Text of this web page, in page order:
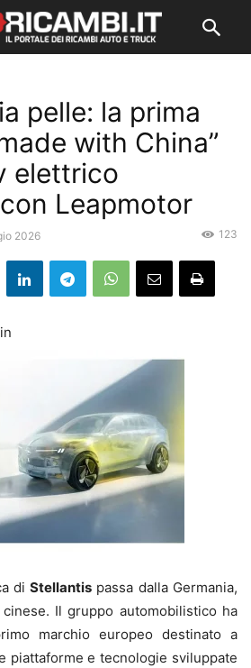
pelle: la prima
with China”
elettrico
Leapmotor
2026 123
diStellantis passa dalla Germania,
Il gruppo automobilistico ha
marchio europeo destinato a
piattaforme e tecnologie sviluppate